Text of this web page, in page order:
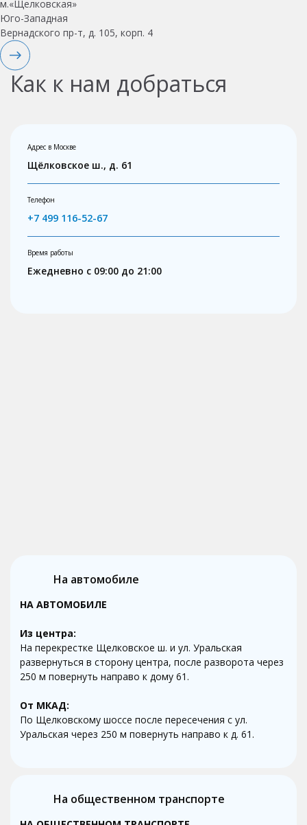
Юго-Западная
Вернадского пр-т, д. 105, корп. 4
Как к нам добраться
Адрес в Москве
Щёлковское ш., д. 61
Телефон
+7 499 116-52-67
Время работы
Ежедневно с 09:00 до 21:00
На автомобиле
НА АВТОМОБИЛЕ
Из центра:
На перекрестке Щелковское ш. и ул. Уральская
развернуться в сторону центра, после разворота через
250 м повернуть направо к дому 61.
От МКАД:
По Щелковскому шоссе после пересечения с ул.
Уральская через 250 м повернуть направо к д. 61.
На общественном транспорте